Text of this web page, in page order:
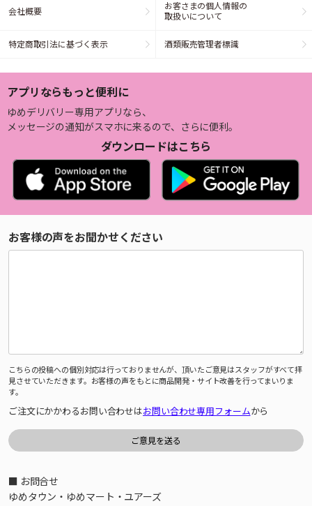
会社概要
お客さまの個人情報の
取扱いについて
特定商取引法に基づく表示 酒類販売管理者標識
アプリならもっと便利に
ゆめデリバリー専用アプリなら、
メッセージの通知がスマホに来るので、さらに便利。
ダウンロードはこちら
お客様の声をお聞かせください
こちらの投稿への個別対応は行っておりませんが、頂いたご意見はスタッフがすべて拝
見させていただきます。お客様の声をもとに商品開発・サイト改善を行ってまいりま
す。
ご注文にかかわるお問い合わせはお問い合わせ専用フォームから
■ お問合せ
ゆめタウン・ゆめマート・ユアーズ